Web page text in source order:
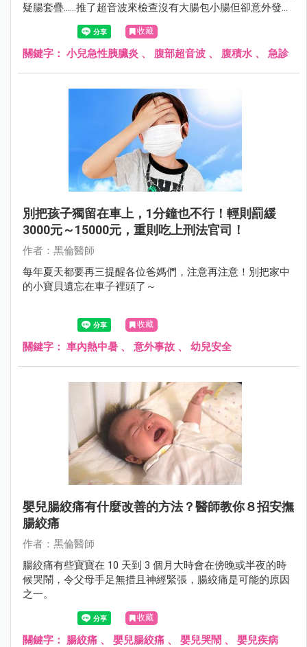
疑腸套疊……推了超音波來檢查沒有大腸包小腸但卻意外發現
腹腔有腹水，非常不尋常所以我積極的幫孩子詳細的抽血檢
查！後來睡夢中接到一通電話，黑倫醫師快來孩子的脂肪酶
超過3000……
收藏
關鍵字： 小兒急性胰臟炎 、 腹部超音波 、 腹積水 、 急診
別把孩子獨留在車上，1分鐘也不行！輕則罰緩
3000元～15000元，重則吃上刑法官司！
作者：黑倫醫師
每年夏天都要再三提醒各位爸媽們，注意再注意！別把家中
的小寶貝遺忘在車子裡頭了～
收藏
關鍵字： 車內熱中暑 、 意外事故 、 幼兒安全
嬰兒腸絞痛有什麼改善的方法？醫師教你８招安撫
腸絞痛
作者：黑倫醫師
腸絞痛有些寶寶在 10 天到 3 個月大時會在傍晚或半夜的時
候哭鬧，令父母手足無措且神經緊張，腸絞痛是可能的原因
之一。
收藏
關鍵字： 腸絞痛 、 嬰兒腸絞痛 、 嬰兒哭鬧 、 嬰兒疾病